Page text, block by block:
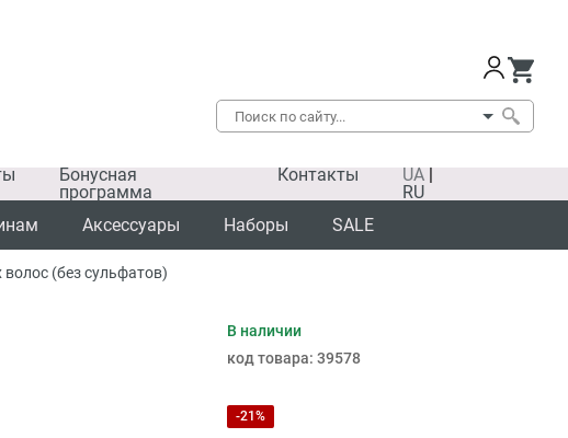
Бонусная
программа
Контакты UA |
RU
Аксессуары Наборы SALE
(без сульфатов)
SALE
В наличии
код товара: 39578
-21%